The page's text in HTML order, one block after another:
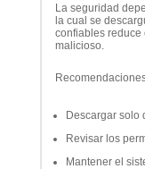
La seguridad
la cual se
confiables reduce
malicioso.
Descargar solo
Revisar los
Mantener el